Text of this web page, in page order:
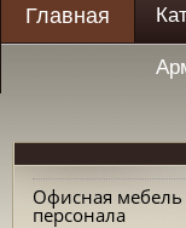
Главная
Офисная мебель
персонала